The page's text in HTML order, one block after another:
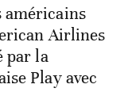
américains
Airlines
par la
Play avec